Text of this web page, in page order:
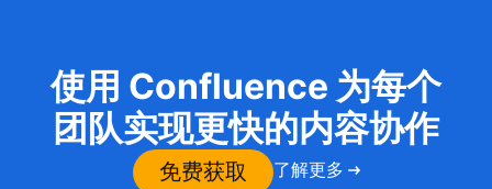
使用 Confluence 为每个
团队实现更快的内容协作
免费获取 了解更多